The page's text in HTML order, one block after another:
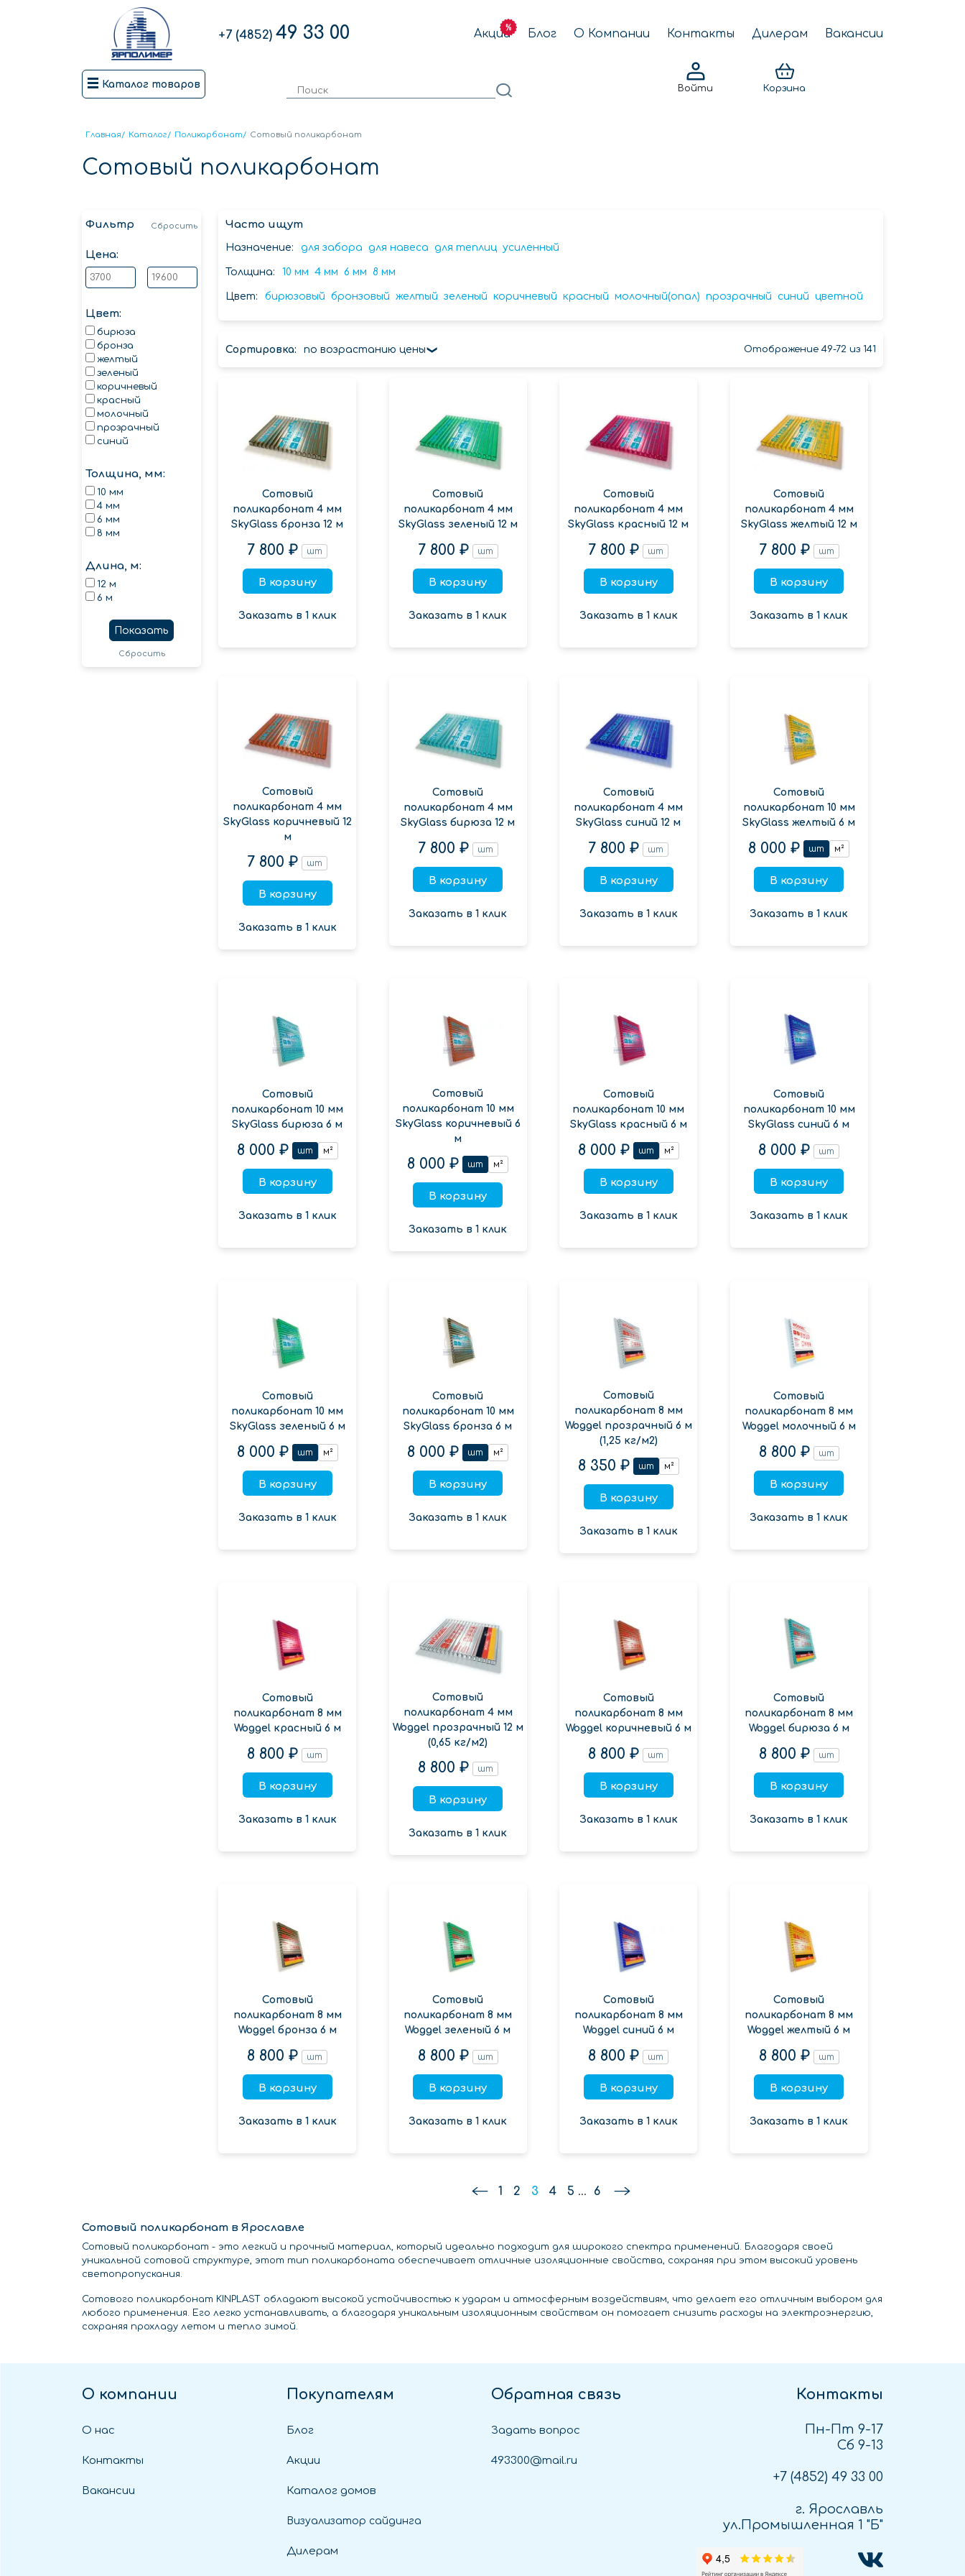
+7 (4852) 49 33 00 Акции Блог О Компании Контакты Дилерам Вакансии
Каталог товаров Войти Корзина
Главная/ Каталог/ Поликарбонат/ Сотовый поликарбонат
Сотовый поликарбонат
Фильтр Сбросить
Цена:
Цвет:
бирюза
бронза
желтый
зеленый
коричневый
красный
молочный
прозрачный
синий
Толщина, мм:
10 мм
4 мм
6 мм
8 мм
Длина, м:
12 м
6 м
Показать
Сбросить
Часто ищут
Назначение: для забора для навеса для теплиц усиленный
Толщина: 10 мм 4 мм 6 мм 8 мм
Цвет: бирюзовый бронзовый желтый зеленый коричневый красный молочный(опал) прозрачный синий цветной
Сортировка: по возрастанию цены Отображение 49-72 из 141
Сотовый
поликарбонат 4 мм
SkyGlass бронза 12 м
7 800 ₽ шт
В корзину
Заказать в 1 клик
Сотовый
поликарбонат 4 мм
SkyGlass зеленый 12 м
7 800 ₽ шт
В корзину
Заказать в 1 клик
Сотовый
поликарбонат 4 мм
SkyGlass красный 12 м
7 800 ₽ шт
В корзину
Заказать в 1 клик
Сотовый
поликарбонат 4 мм
SkyGlass желтый 12 м
7 800 ₽ шт
В корзину
Заказать в 1 клик
Сотовый
поликарбонат 4 мм
SkyGlass коричневый 12
м
7 800 ₽ шт
В корзину
Заказать в 1 клик
Сотовый
поликарбонат 4 мм
SkyGlass бирюза 12 м
7 800 ₽ шт
В корзину
Заказать в 1 клик
Сотовый
поликарбонат 4 мм
SkyGlass синий 12 м
7 800 ₽ шт
В корзину
Заказать в 1 клик
Сотовый
поликарбонат 10 мм
SkyGlass желтый 6 м
8 000 ₽ шт м²
В корзину
Заказать в 1 клик
Сотовый
поликарбонат 10 мм
SkyGlass бирюза 6 м
8 000 ₽ шт м²
В корзину
Заказать в 1 клик
Сотовый
поликарбонат 10 мм
SkyGlass коричневый 6
м
8 000 ₽ шт м²
В корзину
Заказать в 1 клик
Сотовый
поликарбонат 10 мм
SkyGlass красный 6 м
8 000 ₽ шт м²
В корзину
Заказать в 1 клик
Сотовый
поликарбонат 10 мм
SkyGlass синий 6 м
8 000 ₽ шт
В корзину
Заказать в 1 клик
Сотовый
поликарбонат 10 мм
SkyGlass зеленый 6 м
8 000 ₽ шт м²
В корзину
Заказать в 1 клик
Сотовый
поликарбонат 10 мм
SkyGlass бронза 6 м
8 000 ₽ шт м²
В корзину
Заказать в 1 клик
Сотовый
поликарбонат 8 мм
Woggel прозрачный 6 м
(1,25 кг/м2)
8 350 ₽ шт м²
В корзину
Заказать в 1 клик
Сотовый
поликарбонат 8 мм
Woggel молочный 6 м
8 800 ₽ шт
В корзину
Заказать в 1 клик
Сотовый
поликарбонат 8 мм
Woggel красный 6 м
8 800 ₽ шт
В корзину
Заказать в 1 клик
Сотовый
поликарбонат 4 мм
Woggel прозрачный 12 м
(0,65 кг/м2)
8 800 ₽ шт
В корзину
Заказать в 1 клик
Сотовый
поликарбонат 8 мм
Woggel коричневый 6 м
8 800 ₽ шт
В корзину
Заказать в 1 клик
Сотовый
поликарбонат 8 мм
Woggel бирюза 6 м
8 800 ₽ шт
В корзину
Заказать в 1 клик
Сотовый
поликарбонат 8 мм
Woggel бронза 6 м
8 800 ₽ шт
В корзину
Заказать в 1 клик
Сотовый
поликарбонат 8 мм
Woggel зеленый 6 м
8 800 ₽ шт
В корзину
Заказать в 1 клик
Сотовый
поликарбонат 8 мм
Woggel синий 6 м
8 800 ₽ шт
В корзину
Заказать в 1 клик
Сотовый
поликарбонат 8 мм
Woggel желтый 6 м
8 800 ₽ шт
В корзину
Заказать в 1 клик
1 2 3 4 5 ... 6
Сотовый поликарбонат в Ярославле
Сотовый поликарбонат - это легкий и прочный материал, который идеально подходит для широкого спектра применений. Благодаря своей
уникальной сотовой структуре, этот тип поликарбоната обеспечивает отличные изоляционные свойства, сохраняя при этом высокий уровень
светопропускания.
Сотового поликарбонат KINPLAST обладают высокой устойчивостью к ударам и атмосферным воздействиям, что делает его отличным выбором для
любого применения. Его легко устанавливать, а благодаря уникальным изоляционным свойствам он помогает снизить расходы на электроэнергию,
сохраняя прохладу летом и тепло зимой.
О компании
О нас
Контакты
Вакансии
Покупателям
Блог
Акции
Каталог домов
Визуализатор сайдинга
Дилерам
Обратная связь
Задать вопрос
493300@mail.ru
Контакты
Пн-Пт 9-17
Сб 9-13
+7 (4852) 49 33 00
г. Ярославль
ул.Промышленная 1 "Б"